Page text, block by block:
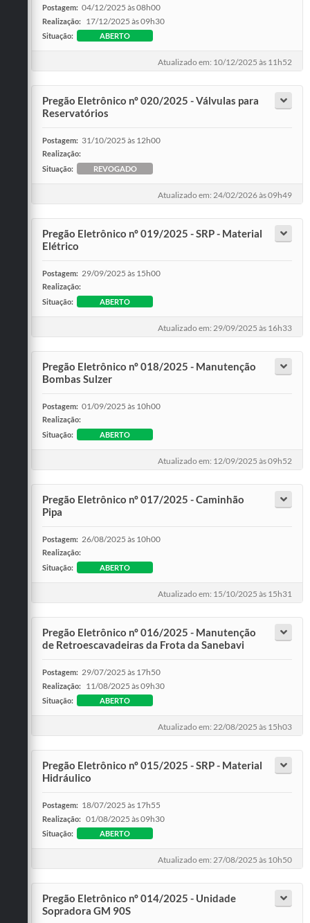
Postagem: 04/12/2025 às 08h00
Realização: 17/12/2025 às 09h30
Situação: ABERTO
Atualizado em: 10/12/2025 às 11h52
Pregão Eletrônico nº 020/2025 - Válvulas para
Reservatórios
Postagem: 31/10/2025 às 12h00
Realização:
Situação:
REVOGADO
Atualizado em: 24/02/2026 às 09h49
Pregão Eletrônico nº 019/2025 - SRP - Material
Elétrico
Postagem: 29/09/2025 às 15h00
Realização:
Situação:
ABERTO
Atualizado em: 29/09/2025 às 16h33
Pregão Eletrônico nº 018/2025 - Manutenção
Bombas Sulzer
Postagem: 01/09/2025 às 10h00
Realização:
Situação:
ABERTO
Atualizado em: 12/09/2025 às 09h52
Pregão Eletrônico nº 017/2025 - Caminhão
Pipa
Postagem: 26/08/2025 às 10h00
Realização:
Situação:
ABERTO
Atualizado em: 15/10/2025 às 15h31
Pregão Eletrônico nº 016/2025 - Manutenção
de Retroescavadeiras da Frota da Sanebavi
Postagem: 29/07/2025 às 17h50
Realização: 11/08/2025 às 09h30
Situação: ABERTO
Atualizado em: 22/08/2025 às 15h03
Pregão Eletrônico nº 015/2025 - SRP - Material
Hidráulico
Postagem: 18/07/2025 às 17h55
Realização: 01/08/2025 às 09h30
Situação: ABERTO
Atualizado em: 27/08/2025 às 10h50
Pregão Eletrônico nº 014/2025 - Unidade
Sopradora GM 90S